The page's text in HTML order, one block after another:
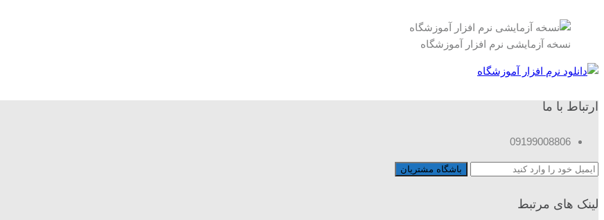
نسخه آزمایشی نرم افزار آموزشگاه
ارتباط با ما
09199008806
لینک های مرتبط